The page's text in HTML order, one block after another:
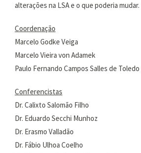
alterações na LSA e o que poderia mudar.
Coordenação
Marcelo Godke Veiga
Marcelo Vieira von Adamek
Paulo Fernando Campos Salles de Toledo
Conferencistas
Dr. Calixto Salomão Filho
Dr. Eduardo Secchi Munhoz
Dr. Erasmo Valladão
Dr. Fábio Ulhoa Coelho